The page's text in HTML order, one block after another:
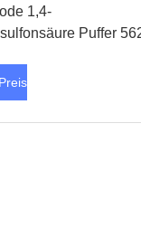
1,4-
Puffer